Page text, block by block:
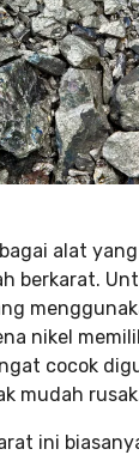
alat
berkarat.
nikel
cocok
mudah
ini